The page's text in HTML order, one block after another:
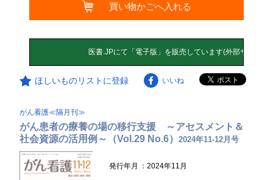
買い物かごへ入れる
ほしいものリストに登録 いいね
がん看護≪隔月刊≫
がん患者の療養の場の移行支援 ～アセスメント＆
社会資源の活用例～（Vol.29 No.6）2024年11-12月号
発行年月 ：2024年11月